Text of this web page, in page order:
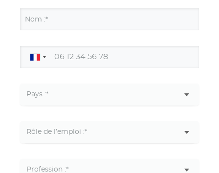
Nom :*